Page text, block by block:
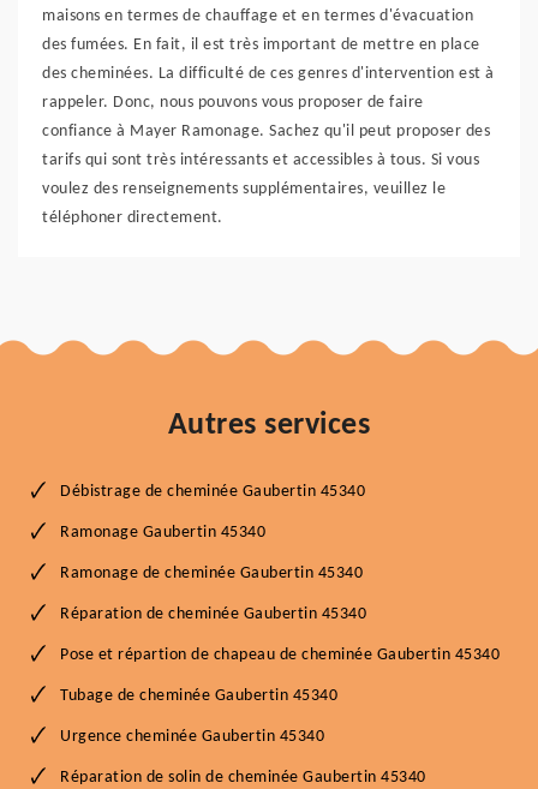
maisons en termes de chauffage et en termes d'évacuation
des fumées. En fait, il est très important de mettre en place
des cheminées. La difficulté de ces genres d'intervention est à
rappeler. Donc, nous pouvons vous proposer de faire
confiance à Mayer Ramonage. Sachez qu'il peut proposer des
tarifs qui sont très intéressants et accessibles à tous. Si vous
voulez des renseignements supplémentaires, veuillez le
téléphoner directement.
Autres services
Débistrage de cheminée Gaubertin 45340
Ramonage Gaubertin 45340
Ramonage de cheminée Gaubertin 45340
Réparation de cheminée Gaubertin 45340
Pose et répartion de chapeau de cheminée Gaubertin 45340
Tubage de cheminée Gaubertin 45340
Urgence cheminée Gaubertin 45340
Réparation de solin de cheminée Gaubertin 45340